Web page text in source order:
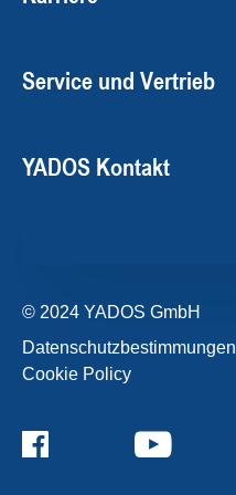
Service und Vertrieb
YADOS Kontakt
© 2024 YADOS GmbH
Datenschutzbestimmungen
Cookie Policy